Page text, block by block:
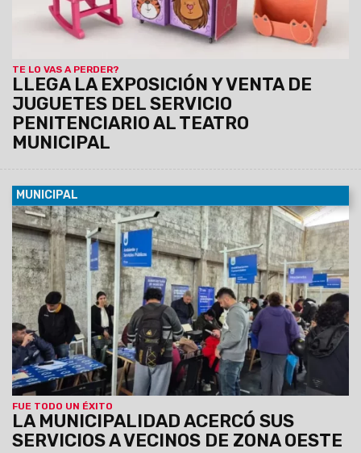
TE LO VAS A PERDER?
LLEGA LA EXPOSICIÓN Y VENTA DE
JUGUETES DEL SERVICIO
PENITENCIARIO AL TEATRO
MUNICIPAL
MUNICIPAL
FUE TODO UN ÉXITO
LA MUNICIPALIDAD ACERCÓ SUS
SERVICIOS A VECINOS DE ZONA OESTE
09/08/2026 Esta mañana se realizó una nueva edición de
"La Muni en tu Barrio" en el Club Deportivo de Solís Pizarro,
donde los vecinos pudieron realizar trámites y gestiones
municipales y provinciales. Además, se desarrolló un
operativo de discapacidad para facilitar el acceso al
Certificado Único de Discapacidad (CUD) y otras
prestaciones.